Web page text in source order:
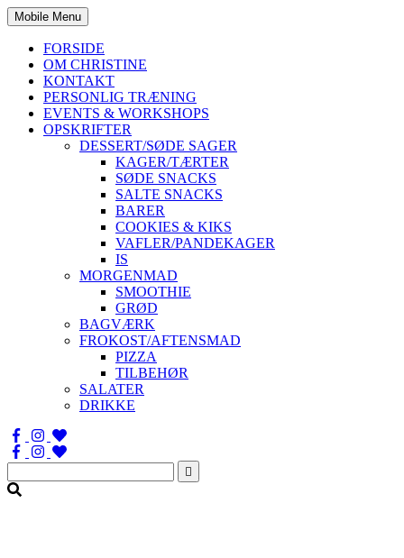
Mobile Menu
FORSIDE
OM CHRISTINE
KONTAKT
PERSONLIG TRÆNING
EVENTS & WORKSHOPS
OPSKRIFTER
DESSERT/SØDE SAGER
KAGER/TÆRTER
SØDE SNACKS
SALTE SNACKS
BARER
COOKIES & KIKS
VAFLER/PANDEKAGER
IS
MORGENMAD
SMOOTHIE
GRØD
BAGVÆRK
FROKOST/AFTENSMAD
PIZZA
TILBEHØR
SALATER
DRIKKE
Søg
efter: